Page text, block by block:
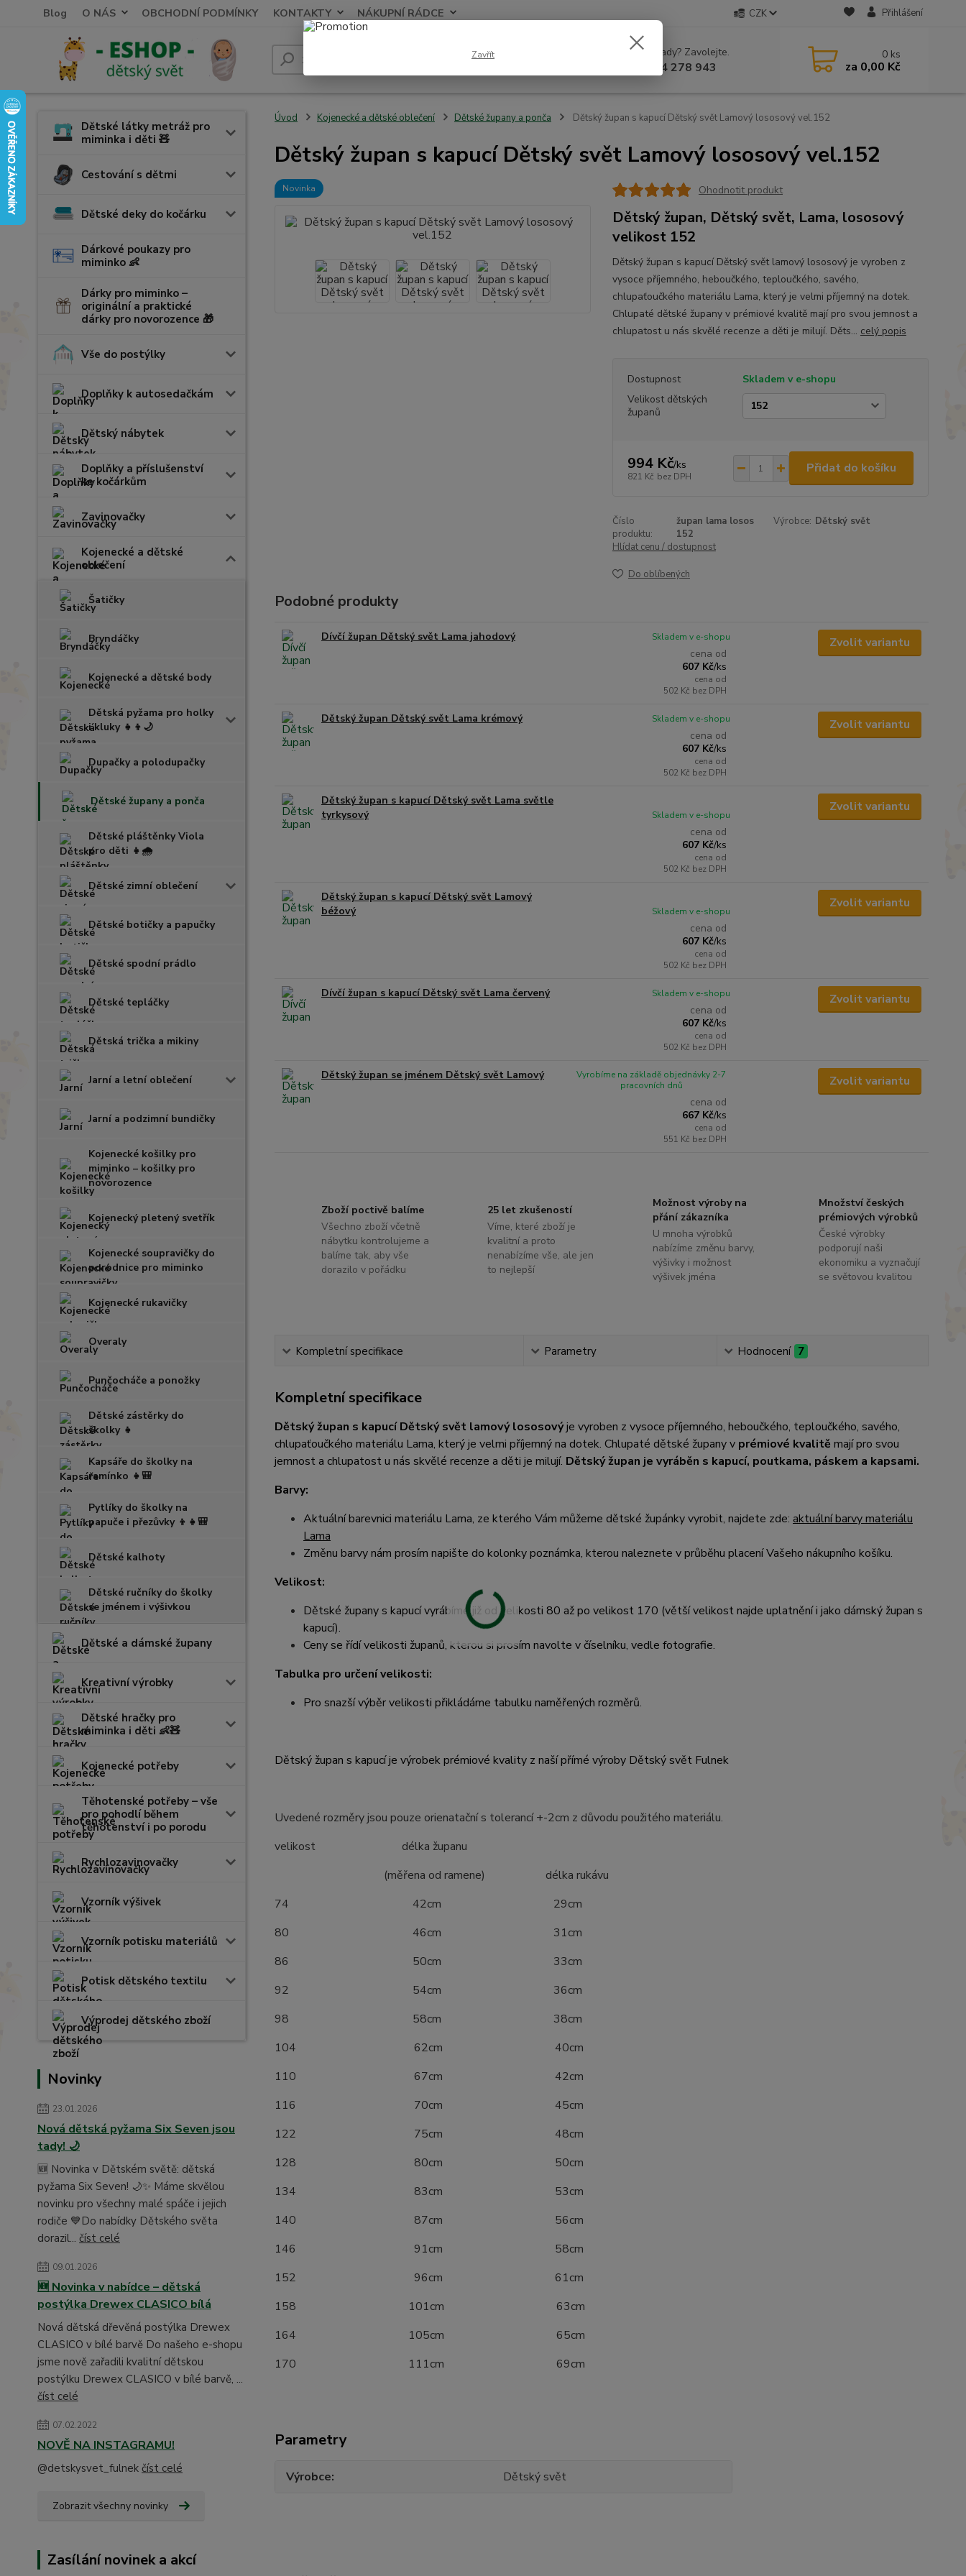
Blog O NÁS OBCHODNÍ PODMÍNKY KONTAKTY NÁKUPNÍ RÁDCE CZK Přihlášení
Hledat Nevíte si rady? Zavolejte.
+420 604 278 943
0 ks
za 0,00 Kč
Dětské látky metráž pro
miminka i děti 🧸
Cestování s dětmi
Dětské deky do kočárku
Dárkové poukazy pro
miminko 👶
Dárky pro miminko –
originální a praktické
dárky pro novorozence 🎁
Vše do postýlky
Doplňky k autosedačkám
Dětský nábytek
Doplňky a příslušenství
ke kočárkům
Zavinovačky
Kojenecké a dětské
oblečení
Šatičky
Bryndáčky
Kojenecké a dětské body
Dětská pyžama pro holky
i kluky 👧👦🌙
Dupačky a polodupačky
Dětské župany a ponča
Dětské pláštěnky Viola
pro děti 👧🌧️
Dětské zimní oblečení
Dětské botičky a papučky
Dětské spodní prádlo
Dětské tepláčky
Dětská trička a mikiny
Jarní a letní oblečení
Jarní a podzimní bundičky
Kojenecké košilky pro
miminko – košilky pro
novorozence
Kojenecký pletený svetřík
Kojenecké soupravičky do
porodnice pro miminko
Kojenecké rukavičky
Overaly
Punčocháče a ponožky
Dětské zástěrky do
školky 👧
Kapsáře do školky na
ramínko 👧🎒
Pytlíky do školky na
papuče i přezůvky 👦👧🎒
Dětské kalhoty
Dětské ručníky do školky
se jménem i výšivkou
Dětské a dámské župany
Kreativní výrobky
Dětské hračky pro
miminka i děti 👶🧸
Kojenecké potřeby
Těhotenské potřeby – vše
pro pohodlí během
těhotenství i po porodu
Rychlozavinovačky
Vzorník výšivek
Vzorník potisku materiálů
Potisk dětského textilu
Výprodej dětského zboží
Novinky
23.01.2026
Nová dětská pyžama Six Seven jsou
tady! 🌙
🆕 Novinka v Dětském světě: dětská
pyžama Six Seven! 🌙✨ Máme skvělou
novinku pro všechny malé spáče i jejich
rodiče 💙Do nabídky Dětského světa
dorazil... číst celé
09.01.2026
🆕 Novinka v nabídce – dětská
postýlka Drewex CLASICO bílá
Nová dětská dřevěná postýlka Drewex
CLASICO v bílé barvě Do našeho e-shopu
jsme nově zařadili kvalitní dětskou
postýlku Drewex CLASICO v bílé barvě, ...
číst celé
07.02.2022
NOVĚ NA INSTAGRAMU!
@detskysvet_fulnek číst celé
Zobrazit všechny novinky
Zasílání novinek a akcí
Úvod Kojenecké a dětské oblečení Dětské župany a ponča Dětský župan s kapucí Dětský svět Lamový lososový vel.152
Dětský župan s kapucí Dětský svět Lamový lososový vel.152
Novinka Ohodnotit produkt
Dětský župan, Dětský svět, Lama, lososový
velikost 152
Dětský župan s kapucí Dětský svět lamový lososový je vyroben z
vysoce příjemného, heboučkého, teploučkého, savého,
chlupaťoučkého materiálu Lama, který je velmi příjemný na dotek.
Chlupaté dětské župany v prémiové kvalitě mají pro svou jemnost a
chlupatost u nás skvělé recenze a děti je milují. Děts... celý popis
Dostupnost
Skladem v e-shopu
Velikost dětských
županů
994 Kč/ks
821 Kč bez DPH
Přidat do košíku
Číslo
produktu:
župan lama losos
152
Výrobce: Dětský svět
Hlídat cenu / dostupnost
Do oblíbených
Podobné produkty
Dívčí župan Dětský svět Lama jahodový
cena od
607 Kč/ks
cena od
502 Kč bez DPH
Skladem v e-shopu Zvolit variantu
Dětský župan Dětský svět Lama krémový
cena od
607 Kč/ks
cena od
502 Kč bez DPH
Skladem v e-shopu Zvolit variantu
Dětský župan s kapucí Dětský svět Lama světle
tyrkysový
cena od
607 Kč/ks
cena od
502 Kč bez DPH
Skladem v e-shopu
Zvolit variantu
Dětský župan s kapucí Dětský svět Lamový
béžový
cena od
607 Kč/ks
cena od
502 Kč bez DPH
Skladem v e-shopu
Zvolit variantu
Dívčí župan s kapucí Dětský svět Lama červený
cena od
607 Kč/ks
cena od
502 Kč bez DPH
Skladem v e-shopu Zvolit variantu
Dětský župan se jménem Dětský svět Lamový
cena od
667 Kč/ks
cena od
551 Kč bez DPH
Vyrobíme na základě objednávky 2-7
pracovních dnů
Zvolit variantu
Zboží poctivě balíme
Všechno zboží včetně
nábytku kontrolujeme a
balíme tak, aby vše
dorazilo v pořádku
25 let zkušeností
Víme, které zboží je
kvalitní a proto
nenabízíme vše, ale jen
to nejlepší
Možnost výroby na
přání zákazníka
U mnoha výrobků
nabízíme změnu barvy,
výšivky i možnost
výšivek jména
Množství českých
prémiových výrobků
České výrobky
podporují naši
ekonomiku a vyznačují
se světovou kvalitou
Kompletní specifikace Parametry Hodnocení 7
Kompletní specifikace
Dětský župan s kapucí Dětský svět lamový lososovýje vyroben z vysoce příjemného, heboučkého, teploučkého, savého,
chlupaťoučkého materiálu Lama, který je velmi příjemný na dotek. Chlupaté dětské župany v prémiové kvalitě mají pro svou
jemnost a chlupatost u nás skvělé recenze a děti je milují. Dětský župan je vyráběn s kapucí, poutkama, páskem a kapsami.
Barvy:
Aktuální barevnici materiálu Lama, ze kterého Vám můžeme dětské župánky vyrobit, najdete zde: aktuální barvy materiálu
Lama
Změnu barvy nám prosím napište do kolonky poznámka, kterou naleznete v průběhu placení Vašeho nákupního košíku.
Velikost:
Dětské župany s kapucí vyrábíme již od velikosti 80 až po velikost 170 (větší velikost najde uplatnění i jako dámský župan s
kapucí).
Ceny se řídí velikosti županů, kterou si prosím navolte v číselníku, vedle fotografie.
Tabulka pro určení velikosti:
Pro snazší výběr velikosti přikládáme tabulku naměřených rozměrů.
Dětský župan s kapucí je výrobek prémiové kvality z naší přímé výroby Dětský svět Fulnek
Uvedené rozměry jsou pouze orienatační s tolerancí +-2cm z důvodu použitého materiálu.
velikost délka županu
(měřena od ramene) délka rukávu
74 42cm 29cm
80 46cm 31cm
86 50cm 33cm
92 54cm 36cm
98 58cm 38cm
104 62cm 40cm
110 67cm 42cm
116 70cm 45cm
122 75cm 48cm
128 80cm 50cm
134 83cm 53cm
140 87cm 56cm
146 91cm 58cm
152 96cm 61cm
158 101cm 63cm
164 105cm 65cm
170 111cm 69cm
Parametry
Výrobce Dětský svět
Zavřít